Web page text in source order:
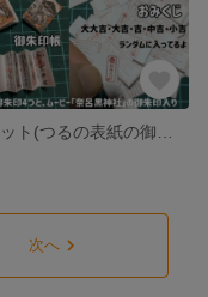
次へ